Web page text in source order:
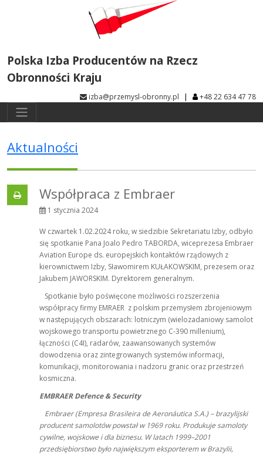
Polska Izba Producentów na Rzecz
Obronności Kraju
izba@przemysl-obronny.pl | +48 22 634 47 78
Aktualności
Współpraca z Embraer
1 stycznia 2024
W czwartek 1.02.2024 roku, w siedzibie Sekretariatu Izby, odbyło
się spotkanie Pana Joalo Pedro TABORDA, wiceprezesa Embraer
Aviation Europe ds. europejskich kontaktów rządowych z
kierownictwem Izby, Sławomirem KUŁAKOWSKIM, prezesem oraz
Jakubem JAWORSKIM. Dyrektorem generalnym.
Spotkanie było poświęcone możliwości rozszerzenia
współpracy firmy EMRAER z polskim przemysłem zbrojeniowym
w następujących obszarach: lotniczym (wielozadaniowy samolot
wojskowego transportu powietrznego C-390 millenium),
łączności (C4I), radarów, zaawansowanych systemów
dowodzenia oraz zintegrowanych systemów informacji,
komunikacji, monitorowania i nadzoru granic oraz przestrzeń
kosmiczna.
EMBRAER Defence & Security
Embraer (Empresa Brasileira de Aeronáutica S.A.) – brazylijski
producent samolotów powstał w 1969 roku. Produkuje samoloty
cywilne, wojskowe i dla biznesu. W latach 1999–2001
przedsiębiorstwo było największym eksporterem w Brazylii,